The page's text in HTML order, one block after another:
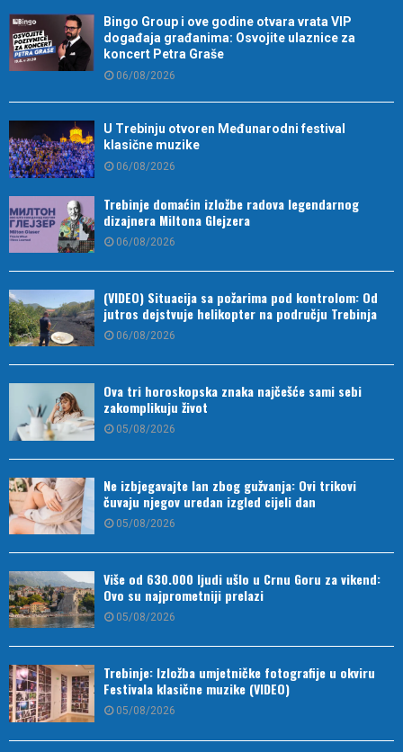
Bingo Group i ove godine otvara vrata VIP
događaja građanima: Osvojite ulaznice za
koncert Petra Graše
06/08/2026
U Trebinju otvoren Međunarodni festival
klasične muzike
06/08/2026
Trebinje domaćin izložbe radova legendarnog
dizajnera Miltona Glejzera
06/08/2026
(VIDEO) Situacija sa požarima pod kontrolom: Od
jutros dejstvuje helikopter na području Trebinja
06/08/2026
Ova tri horoskopska znaka najčešće sami sebi
zakomplikuju život
05/08/2026
Ne izbjegavajte lan zbog gužvanja: Ovi trikovi
čuvaju njegov uredan izgled cijeli dan
05/08/2026
Više od 630.000 ljudi ušlo u Crnu Goru za vikend:
Ovo su najprometniji prelazi
05/08/2026
Trebinje: Izložba umjetničke fotografije u okviru
Festivala klasične muzike (VIDEO)
05/08/2026